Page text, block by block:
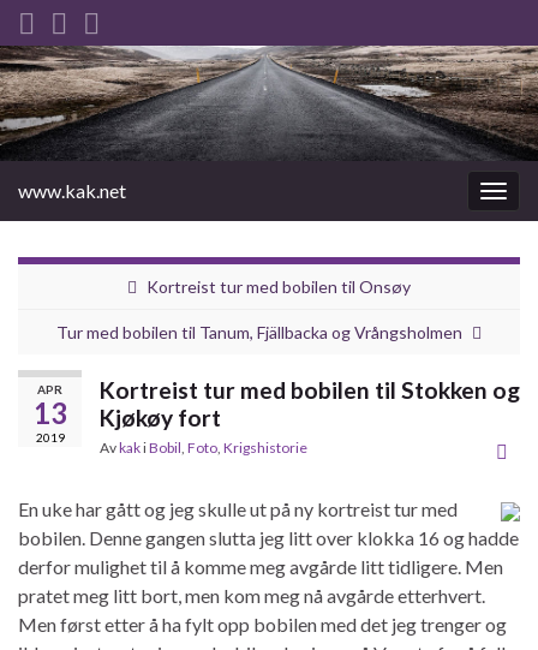
Slåu
av/på
www.kak.net
Kortreist tur med bobilen til Onsøy
Tur med bobilen til Tanum, Fjällbacka og Vrångsholmen
APR
13
2019
Kortreist tur med bobilen til Stokken og
Kjøkøy fort
AvkakiBobil Foto Krigshistorie
En uke har gått og jeg skulle ut på ny kortreist tur med
bobilen. Denne gangen slutta jeg litt over klokka 16 og hadde
derfor mulighet til å komme meg avgårde litt tidligere. Men
pratet meg litt bort, men kom meg nå avgårde etterhvert.
Men først etter å ha fylt opp bobilen med det jeg trenger og